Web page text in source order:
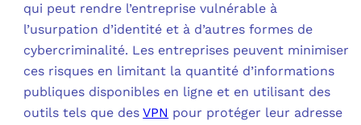
qui peut rendre l’entreprise vulnérable à
l’usurpation d’identité et à d’autres formes de
cybercriminalité. Les entreprises peuvent minimiser
ces risques en limitant la quantité d’informations
publiques disponibles en ligne et en utilisant des
outils tels que desVPN pour protéger leur adresse